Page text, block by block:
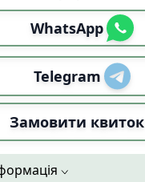
WhatsApp
Telegram
Замовити квиток